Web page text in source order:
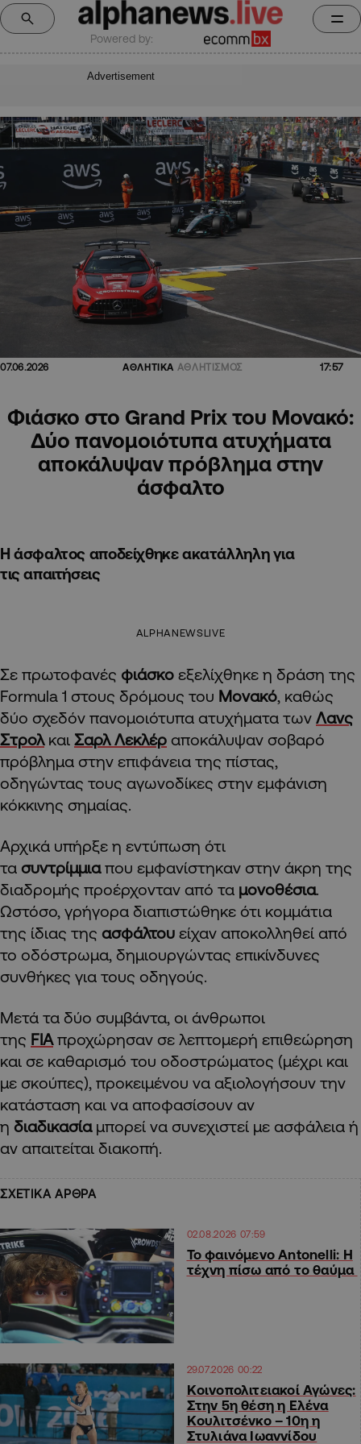
Powered by:
Advertisement
07.06.2026 ΑΘΛΗΤΙΚΑ ΑΘΛΗΤΙΣΜΟΣ 17:57
Φιάσκο στο Grand Prix του Μονακό:
Δύο πανομοιότυπα ατυχήματα
αποκάλυψαν πρόβλημα στην
άσφαλτο
H άσφαλτος αποδείχθηκε ακατάλληλη για
τις απαιτήσεις
ALPHANEWSLIVE
Σε πρωτοφανές φιάσκο εξελίχθηκε η δράση της
Formula 1 στους δρόμους του Μονακό, καθώς
δύο σχεδόν πανομοιότυπα ατυχήματα των Λανς
Στρολκαι Σαρλ Λεκλέρ αποκάλυψαν σοβαρό
πρόβλημα στην επιφάνεια της πίστας,
οδηγώντας τους αγωνοδίκες στην εμφάνιση
κόκκινης σημαίας.
Αρχικά υπήρξε η εντύπωση ότι
τα συντρίμμιαπου εμφανίστηκαν στην άκρη της
διαδρομής προέρχονταν από τα μονοθέσια.
Ωστόσο, γρήγορα διαπιστώθηκε ότι κομμάτια
της ίδιας της ασφάλτου είχαν αποκολληθεί από
το οδόστρωμα, δημιουργώντας επικίνδυνες
συνθήκες για τους οδηγούς.
Μετά τα δύο συμβάντα, οι άνθρωποι
της FIAπροχώρησαν σε λεπτομερή επιθεώρηση
και σε καθαρισμό του οδοστρώματος (μέχρι και
με σκούπες), προκειμένου να αξιολογήσουν την
κατάσταση και να αποφασίσουν αν
η διαδικασίαμπορεί να συνεχιστεί με ασφάλεια ή
αν απαιτείται διακοπή.
ΣΧΕΤΙΚΑ ΑΡΘΡΑ
02.08.2026 07:59
Το φαινόμενο Antonelli: Η
τέχνη πίσω από το θαύμα
29.07.2026 00:22
Κοινοπολιτειακοί Αγώνες:
Στην 5η θέση η Ελένα
Κουλιτσένκο – 10η η
Στυλιάνα Ιωαννίδου